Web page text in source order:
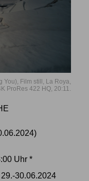
You), Film still, La Roya,
ProRes 422 HQ, 20:11.
Uhr *
30.06.2024